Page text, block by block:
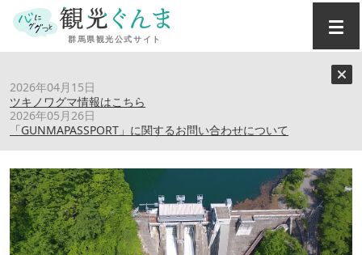
2026年04月15日
ツキノワグマ情報はこちら
2026年05月26日
「GUNMAPASSPORT」に関するお問い合わせについて
相俣ダム（赤谷湖）